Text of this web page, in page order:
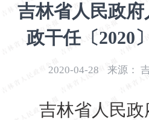
吉林省人民政
政干任〔2020
2020-04-28 来源：
吉林省人民